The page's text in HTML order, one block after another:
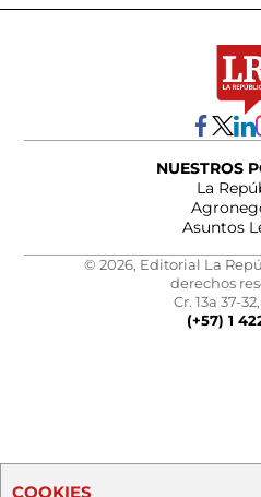
NUESTROS
La
Asuntos
© 2026, Editorial La
derechos
Cr. 13a 37-
(+57) 1
COOKIES